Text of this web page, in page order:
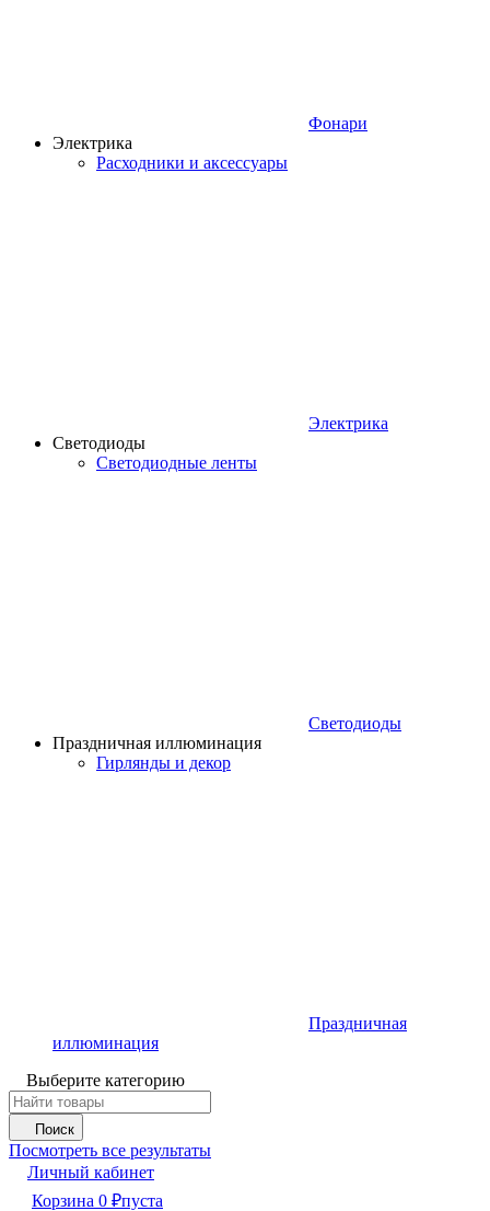
Фонари
Электрика
Расходники и аксессуары
Электрика
Светодиоды
Светодиодные ленты
Светодиоды
Праздничная иллюминация
Гирлянды и декор
Праздничная
иллюминация
Выберите категорию
Поиск
Посмотреть все результаты
Личный кабинет
Корзина 0 ₽пуста